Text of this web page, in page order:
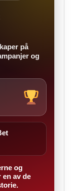
på
og
og
av de